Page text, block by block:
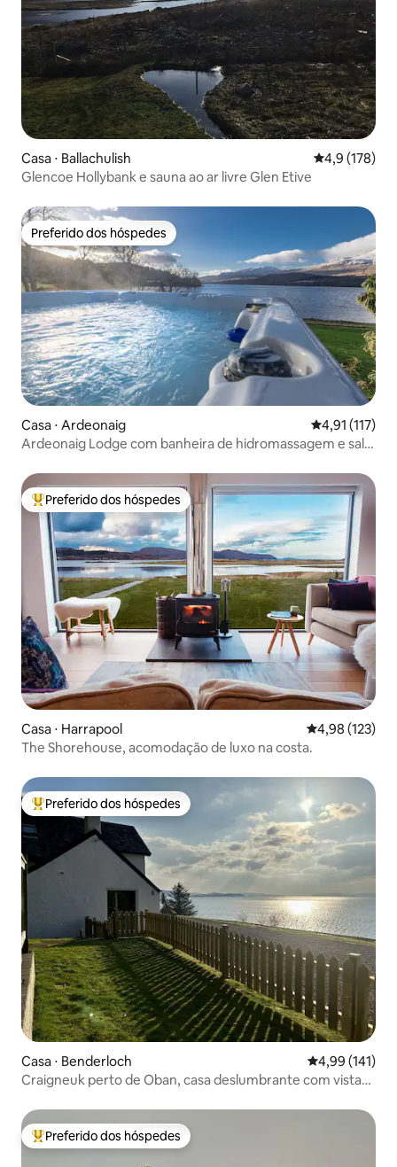
Casa ⋅ Ballachulish 4,9 de uma
4,9 (178)
Glencoe Hollybank e sauna ao ar livre Glen Etive
Preferido dos hóspedes
Preferido dos hóspedes
Casa ⋅ Ardeonaig 4,91 de uma
4,91 (117)
Ardeonaig Lodge com banheira de hidromassagem e sala
Entre os melhores preferidos dos hóspedes
Preferido dos hóspedes
Casa ⋅ Harrapool 4,98 de uma
4,98 (123)
The Shorehouse, acomodação de luxo na costa.
Entre os melhores preferidos dos hóspedes
Preferido dos hóspedes
Casa ⋅ Benderloch 4,99 de uma
4,99 (141)
Craigneuk perto de Oban, casa deslumbrante com vista
Entre os melhores preferidos dos hóspedes
Preferido dos hóspedes